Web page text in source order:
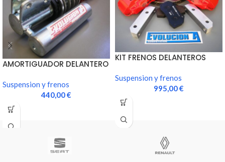
AMORTIGUADOR DELANTERO
EN…
Suspension y frenos
440,00€
KIT FRENOS DELANTEROS
Suspension y frenos
995,00€